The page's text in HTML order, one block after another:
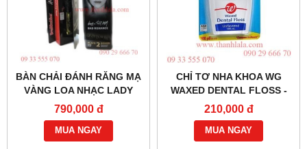
BÀN CHẢI ĐÁNH RĂNG MẠ
VÀNG LOA NHẠC LADY
GAGA BRUSHBUDDIES
2IN1 - 0933555070 -
0902966670 -
790,000 đ
MUA NGAY
CHỈ TƠ NHA KHOA WG
WAXED DENTAL FLOSS -
0933555070 - 0902966670 -
WWW.AMYLALASHOP.COM
:
210,000 đ
MUA NGAY